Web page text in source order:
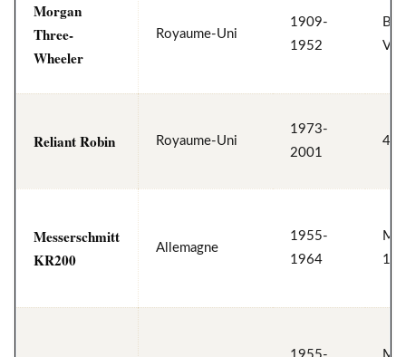
Morgan
Three-
Wheeler
Royaume-Uni
1909-
1952
V,
Reliant Robin Royaume-Uni
1973-
2001
4
Messerschmitt
KR200
Allemagne
1955-
1964